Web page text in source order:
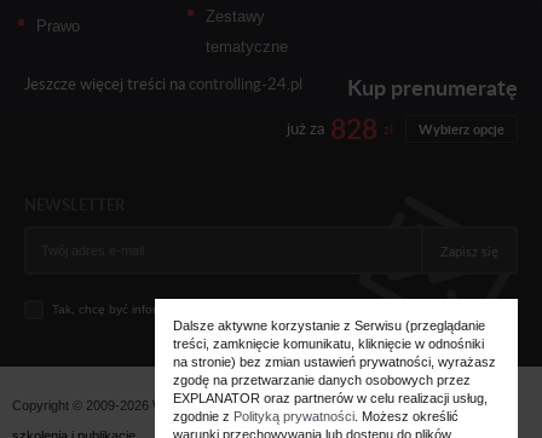
Prawo
Zestawy
tematyczne
Jeszcze więcej treści na controlling-24.pl Kup prenumeratę
już za 828 zł Wybierz opcje
Zapisz się
Tak, chcę być informowany... (
Copyright © 2009-2026 Wszystkie prawa zastrzeżone. WydawnictwoExplanator -
Dalsze aktywne korzystanie z Serwisu (przeglądanie
treści, zamknięcie komunikatu, kliknięcie w odnośniki
na stronie) bez zmian ustawień prywatności, wyrażasz
zgodę na przetwarzanie danych osobowych przez
EXPLANATOR oraz partnerów w celu realizacji usług,
zgodnie z Polityką prywatności . Możesz określić
warunki przechowywania lub dostępu do plików